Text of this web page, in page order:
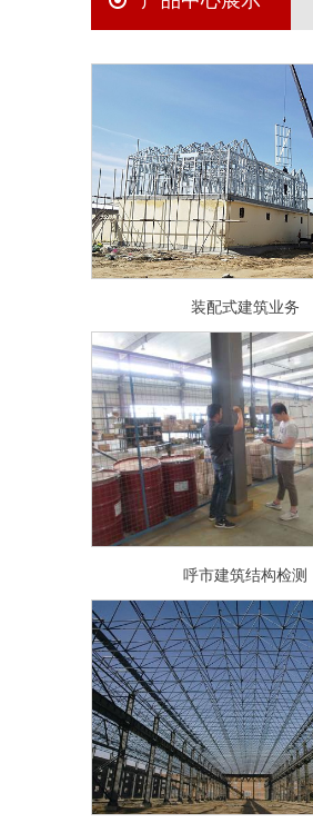
装配式建筑业务
呼市建筑结构检测